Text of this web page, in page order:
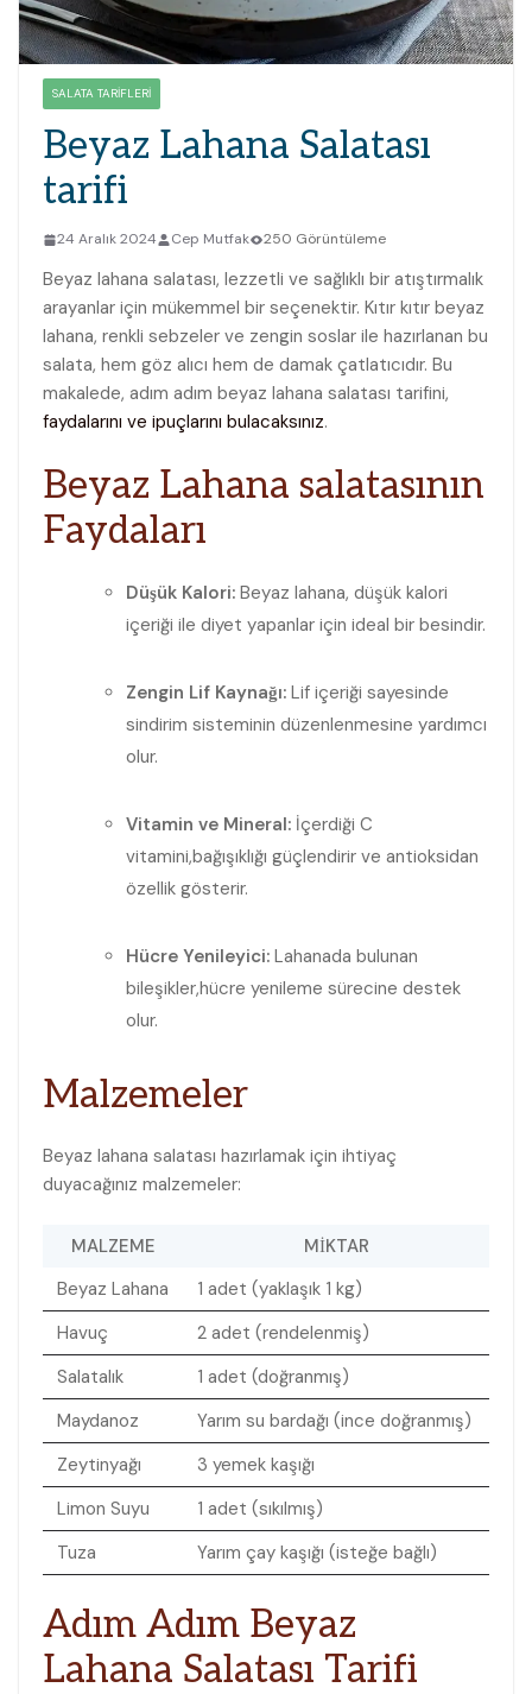
SALATA TARIFLERI
Beyaz Lahana Salatası
tarifi
24 Aralık 2024 Cep Mutfak 250 Görüntüleme
Beyaz ‌lahana salatası, lezzetli⁤ ve sağlıklı bir atıştırmalık
arayanlar ⁣için mükemmel bir seçenektir. Kıtır kıtır beyaz
lahana, renkli sebzeler ve zengin soslar ile hazırlanan bu
salata, hem ‍göz alıcı hem de damak çatlatıcıdır. Bu
makalede, adım adım beyaz⁢ lahana salatası tarifini,
faydalarını ve ipuçlarını bulacaksınız.
Beyaz Lahana salatasının‌
Faydaları
Düşük Kalori: Beyaz lahana, düşük kalori
içeriği ile diyet⁢ yapanlar ‌için ideal ​bir besindir.
Zengin Lif ⁢Kaynağı: Lif içeriği sayesinde
⁤sindirim sisteminin düzenlenmesine ‍yardımcı
olur.
Vitamin ve Mineral: İçerdiği C
vitamini,bağışıklığı güçlendirir ve antioksidan
özellik gösterir.
Hücre Yenileyici: Lahanada bulunan‍
bileşikler,hücre yenileme sürecine destek
olur.
Malzemeler
Beyaz lahana salatası hazırlamak için ihtiyaç
duyacağınız malzemeler:
MALZEME
MIKTAR
Beyaz Lahana
1 adet (yaklaşık 1⁣ kg)
Havuç
2 adet (rendelenmiş)
Salatalık
1 adet (doğranmış)
Maydanoz
Yarım su bardağı (ince doğranmış)
Zeytinyağı
3 yemek kaşığı
Limon⁢ Suyu
1 adet (sıkılmış)
Tuza
Yarım çay kaşığı (isteğe⁤ bağlı)
Adım Adım ⁤Beyaz
Lahana Salatası Tarifi